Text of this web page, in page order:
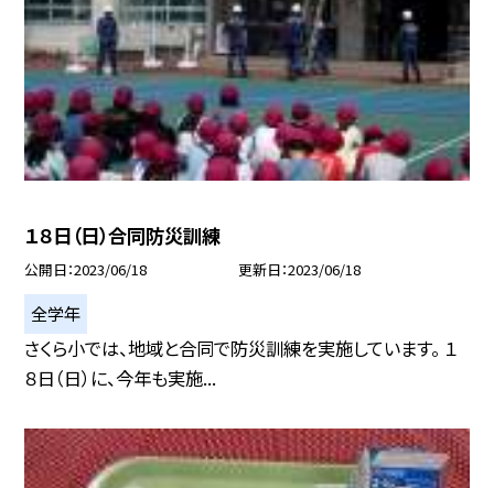
１８日（日）合同防災訓練
公開日 2023/06/18 更新日 2023/06/18
全学年
さくら小では、地域と合同で防災訓練を実施しています。 １
８日（日）に、今年も実施...